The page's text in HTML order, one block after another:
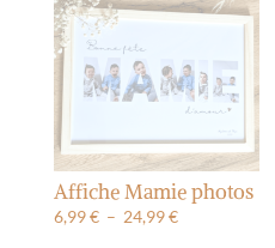
Affiche Mamie photos
6,99€ – 24,99€Plage